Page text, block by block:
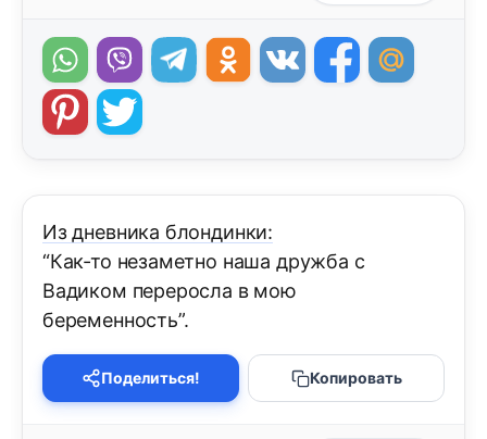
Из дневника блондинки:
“Как-то незаметно наша дружба с
Вадиком переросла в мою
беременность”.
Поделиться! Копировать